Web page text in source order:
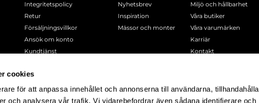
cookies
för att anpassa innehållet och annonserna till användarna, tillhandahålla
och analysera vår trafik. Vi vidarebefordrar även sådana identifierare och
Integritetspolicy
Retur
Försäljningsvillkor
Ansök om konto
Kundtjänst
Nyhetsbrev
Inspiration
Mässor och monter
Miljö och hållbarhet
Våra butiker
Våra varumärken
Karriär
Kontakt